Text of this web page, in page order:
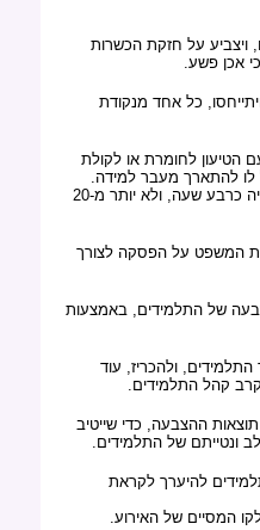
ויצביע על חזקת הכשרות
אכן פשע.
כל אחד מנקודת
לחומרת או לקולת
לו להתארך מעבר למידה.
הזמן הראוי לכל צד לשם השמעת טענותיו יהיה כרבע שעה, ולא יותר מ-20
המשפט על הפסקה לצורך
של התלמידים, באמצעות
ולהכריז, עוד
קהל התלמידים.
ההצבעה, כדי שייטיב
ונטייתם של התלמידים.
לתלמידים להיערך לקראת
המסיים של האירוע.